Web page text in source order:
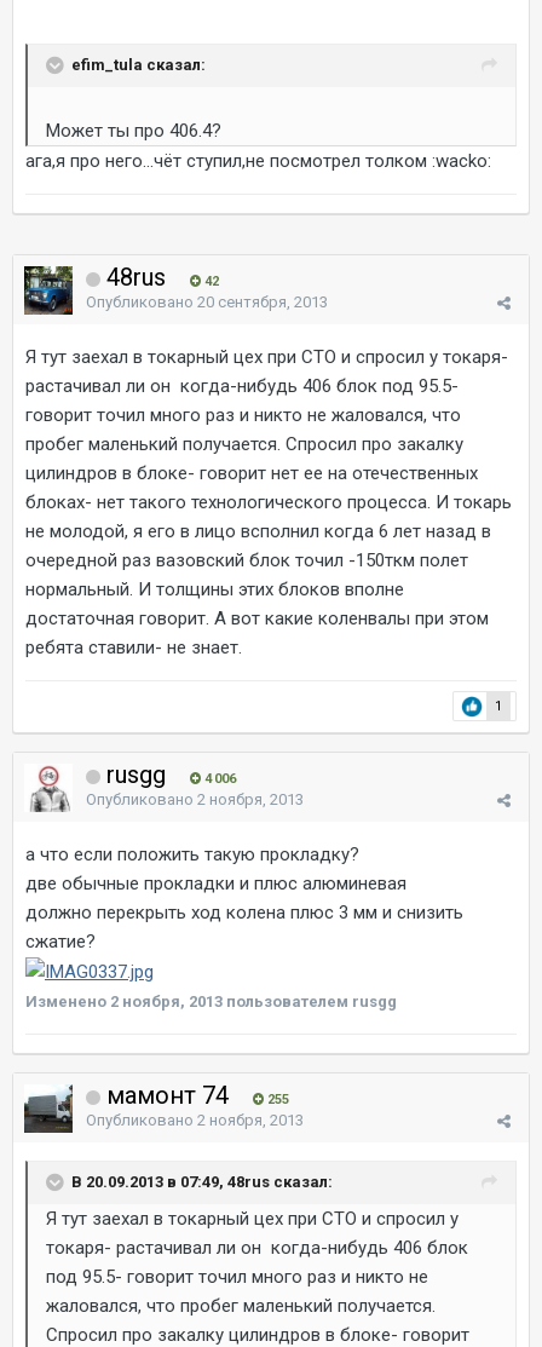
efim_tula сказал:
Может ты про 406.4?
ага,я про него...чёт ступил,не посмотрел толком :wacko:
48rus 42
Опубликовано 20 сентября, 2013
Я тут заехал в токарный цех при СТО и спросил у токаря-
растачивал ли он когда-нибудь 406 блок под 95.5-
говорит точил много раз и никто не жаловался, что
пробег маленький получается. Спросил про закалку
цилиндров в блоке- говорит нет ее на отечественных
блоках- нет такого технологического процесса. И токарь
не молодой, я его в лицо всполнил когда 6 лет назад в
очередной раз вазовский блок точил -150ткм полет
нормальный. И толщины этих блоков вполне
достаточная говорит. А вот какие коленвалы при этом
ребята ставили- не знает.
1
rusgg 4 006
Опубликовано 2 ноября, 2013
а что если положить такую прокладку?
две обычные прокладки и плюс алюминевая
должно перекрыть ход колена плюс 3 мм и снизить
сжатие?
Изменено 2 ноября, 2013 пользователем rusgg
мамонт 74 255
Опубликовано 2 ноября, 2013
В 20.09.2013 в 07:49, 48rus сказал:
Я тут заехал в токарный цех при СТО и спросил у
токаря- растачивал ли он когда-нибудь 406 блок
под 95.5- говорит точил много раз и никто не
жаловался, что пробег маленький получается.
Спросил про закалку цилиндров в блоке- говорит